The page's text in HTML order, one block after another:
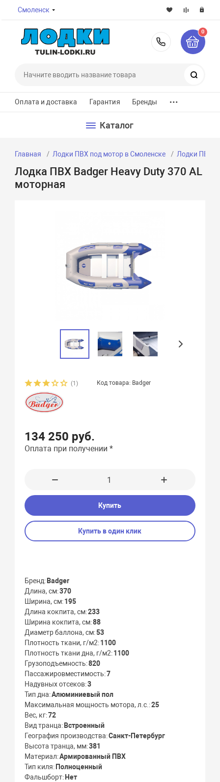
Смоленск
8-800-
0
Оплата и доставка Гарантия Бренды ...
Каталог
Главная Лодки ПВХ под мотор в Смоленске Лодки ПВХ
Лодка ПВХ Badger Heavy Duty 370 AL
моторная
(1) Код товара: Badger
134 250 руб.
Оплата при получении *
Купить
Купить в один клик
Бренд Badger
Длина, см 370
Ширина, см 195
Длина кокпита, см 233
Ширина кокпита, см 88
Диаметр баллона, см 53
Плотность ткани, г/м2 1100
Плотность ткани дна, г/м2 1100
Грузоподъемность 820
Пассажировместимость 7
Надувных отсеков 3
Тип дна Алюминиевый пол
Максимальная мощность мотора, л.с. 25
Вес, кг 72
Вид транца Встроенный
География производства Санкт-Петербург
Высота транца, мм 381
Материал Армированный ПВХ
Тип киля Полноценный
Фальшборт Нет